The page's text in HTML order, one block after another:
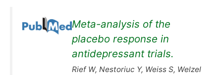
Meta-analysis of the
placebo response in
antidepressant trials.
Rief W, Nestoriuc Y, Weiss S, Welzel